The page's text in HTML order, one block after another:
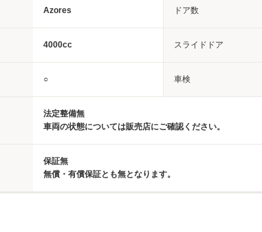
Azores ドア数
4000cc スライドドア
○ 車検
法定整備無
車両の状態については販売店にご確認ください。
保証無
無償・有償保証とも無となります。